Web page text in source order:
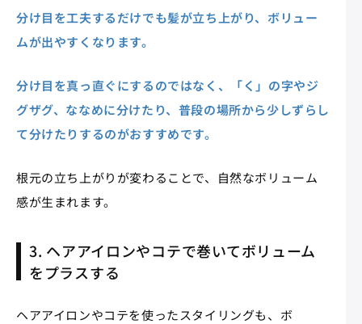
分け目を工夫するだけでも髪が立ち上がり、ボリュー
ムが出やすくなります。
分け目を真っ直ぐにするのではなく、「く」の字やジ
グザグ、ななめに分けたり、普段の場所から少しずらし
て分けたりするのがおすすめです。
根元の立ち上がりが変わることで、自然なボリューム
感が生まれます。
3. ヘアアイロンやコテで巻いてボリューム
をプラスする
ヘアアイロンやコテを使ったスタイリングも、ボ